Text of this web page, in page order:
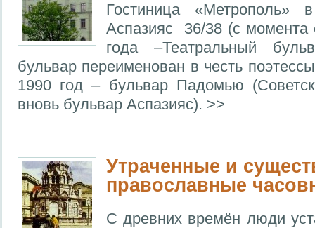
Гостиница
Аспазияс 36/38 (с
года –Театральный
бульвар переименован в честь
1990 год – бульвар Падомью
вновь бульвар Аспазияс). >>
Утраченные и
православные
С древних времён люди